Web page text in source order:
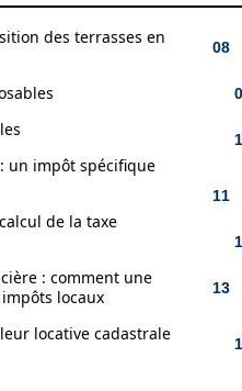
des terrasses en
: un impôt spécifique
de la taxe
: comment une
locaux
locative cadastrale